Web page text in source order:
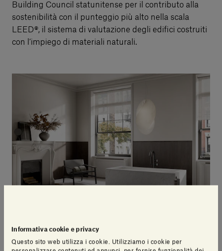
Informativa cookie e privacy
Questo sito web utilizza i cookie. Utilizziamo i cookie per
Building Council statunitense per il contributo alla
sostenibilità con il punteggio più alto nella scala
LEED®, il sistema di valutazione degli edifici costruiti
con l’impiego di materiali naturali.
Se la durata della materia tende